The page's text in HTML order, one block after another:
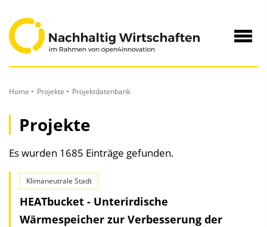
Inhalt
Home Projekte Projektdatenbank
Projekte
Es wurden 1685 Einträge gefunden.
Klimaneutrale Stadt
HEATbucket - Unterirdische
Wärmespeicher zur Verbesserung der